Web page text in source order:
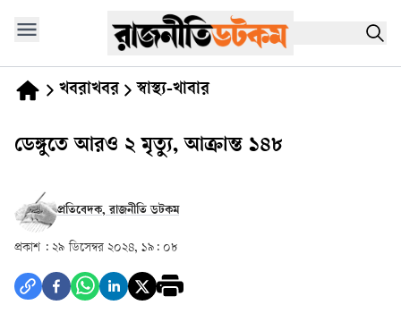
খবরাখবর স্বাস্থ্য-খাবার
ডেঙ্গুতে আরও ২ মৃত্যু, আক্রান্ত ১৪৮
প্রতিবেদক, রাজনীতি ডটকম
প্রকাশ : ২৯ ডিসেম্বর ২০২৪, ১৯: ০৮